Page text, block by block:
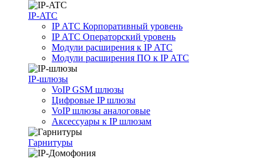
IP-ATC
IP АТС Корпоративный уровень
IP АТС Операторский уровень
Модули расширения к IP АТС
Модули расширения ПО к IP АТС
IP-шлюзы
VoIP GSM шлюзы
Цифровые IP шлюзы
VoIP шлюзы аналоговые
Аксессуары к IP шлюзам
Гарнитуры